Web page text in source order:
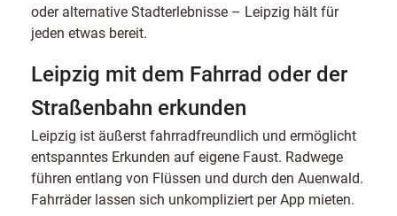
oder alternative Stadterlebnisse – Leipzig hält für
jeden etwas bereit.
Leipzig mit dem Fahrrad oder der
Straßenbahn erkunden
Leipzig ist äußerst fahrradfreundlich und ermöglicht
entspanntes Erkunden auf eigene Faust. Radwege
führen entlang von Flüssen und durch den Auenwald.
Fahrräder lassen sich unkompliziert per App mieten.